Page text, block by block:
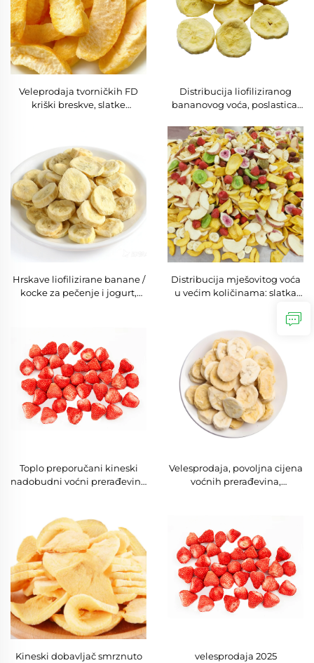
Veleprodaja tvorničkih FD
kriški breskve, slatke
Distribucija liofiliziranog
bananovog voća, poslastica,
krumpira, borovnica, mango
u kriškama, dobra cijena,
očuvan okus, prodaja
Hrskave liofilizirane banane /
kocke za pečenje i jogurt,
poslastica
Distribucija mješovitog voća
u većim količinama: slatka
smokva, crveni datum,
jabuka, plod zmaja,
borovnica; za recepte s
poslasticama
Toplo preporučani kineski
nadobudni voćni prerađevine
Velesprodaja, povoljna cijena
voćnih prerađevina,
Kineski dobavljač smrznuto
velesprodaja 2025